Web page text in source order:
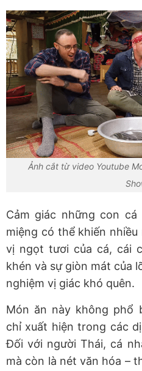
Ảnh cắt từ video Youtube
Cảm giác những con cá
miệng có thể khiến
vị ngọt tươi của cá, cái
khén và sự giòn mát của
nghiệm vị giác khó quên.
Món ăn này không phổ
chỉ xuất hiện trong các
Đối với người Thái, cá
mà còn là nét văn hóa –